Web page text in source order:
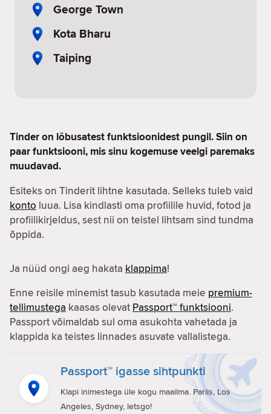
George Town
Kota Bharu
Taiping
Tinder on lõbusatest funktsioonidest pungil. Siin on
paar funktsiooni, mis sinu kogemuse veelgi paremaks
muudavad.
Esiteks on Tinderit lihtne kasutada. Selleks tuleb vaid
konto luua. Lisa kindlasti oma profiilile huvid, fotod ja
profiilikirjeldus, sest nii on teistel lihtsam sind tundma
õppida.
Ja nüüd ongi aeg hakata klappima!
Enne reisile minemist tasub kasutada meie premium-
tellimustega kaasas olevat Passport™ funktsiooni.
Passport võimaldab sul oma asukohta vahetada ja
klappida ka teistes linnades asuvate vallalistega.
Passport™ igasse sihtpunkti
Klapi inimestega üle kogu maailma. Pariis, Los
Angeles, Sydney, letsgo!